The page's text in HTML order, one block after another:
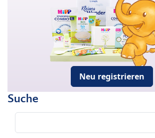
Neu registrieren
Suche